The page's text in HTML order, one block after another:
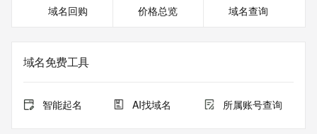
域名回购 价格总览 域名查询
域名免费工具
智能起名 AI找域名 所属账号查询